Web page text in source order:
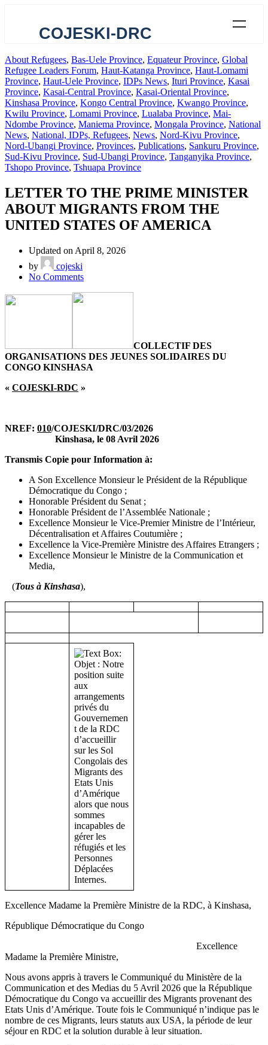
COJESKI-DRC
About Refugees, Bas-Uele Province, Equateur Province, Global
Refugee Leaders Forum, Haut-Katanga Province, Haut-Lomami
Province, Haut-Uele Province, IDPs News, Ituri Province, Kasai
Province, Kasai-Central Province, Kasai-Oriental Province,
Kinshasa Province, Kongo Central Province, Kwango Province,
Kwilu Province, Lomami Province, Lualaba Province, Mai-
Ndombe Province, Maniema Province, Mongala Province, National
News, National, IDPs, Refugees, News, Nord-Kivu Province,
Nord-Ubangi Province, Provinces, Publications, Sankuru Province,
Sud-Kivu Province, Sud-Ubangi Province, Tanganyika Province,
Tshopo Province, Tshuapa Province
LETTER TO THE PRIME MINISTER
ABOUT MIGRANTS FROM THE
UNITED STATES OF AMERICA
Updated on April 8, 2026
by
cojeski
No Comments
COLLECTIF DES
ORGANISATIONS DES JEUNES SOLIDAIRES DU
CONGO KINSHASA
« COJESKI-RDC »
NREF: 010/COJESKI/DRC/03/2026
Kinshasa, le 08 Avril 2026
Transmis Copie pour Information à:
A Son Excellence Monsieur le Président de la République
Démocratique du Congo ;
Honorable Président du Senat ;
Honorable Président de l’Assemblée Nationale ;
Excellence Monsieur le Vice-Premier Ministre de l’Intérieur,
Décentralisation et Affaires Coutumière ;
Excellence la Vice-Première Ministre des Affaires Etrangers ;
Excellence Monsieur le Ministre de la Communication et
Media,
(Tous à Kinshasa),
Excellence Madame la Première Ministre de la RDC, à Kinshasa,
République Démocratique du Congo
Excellence
Madame la Première Ministre,
Nous avons appris à travers le Communiqué du Ministère de la
Communication et des Medias du 5 Avril 2026 que la République
Démocratique du Congo va accueillir des Migrants provenant des
Etats Unis d’Amérique. Toute fois le Communiqué n’indique pas le
nombre de ces Migrants, leurs statuts aux USA, la période de leur
séjour en RDC et la solution durable à leur situation.